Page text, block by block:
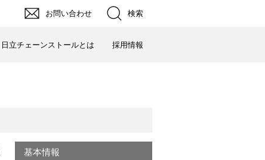
お問い合わせ 検索
日立チェーンストールとは 採用情報
基本情報